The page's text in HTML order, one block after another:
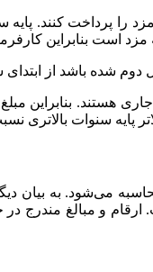
می‌شود. به بیان
و مبالغ مندرج